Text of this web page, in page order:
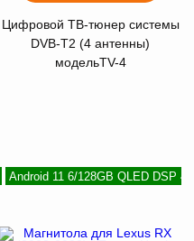
Цифровой ТВ-тюнер системы
DVB-T2 (4 антенны)
модельTV-4
Android 11 6/128GB QLED DSP